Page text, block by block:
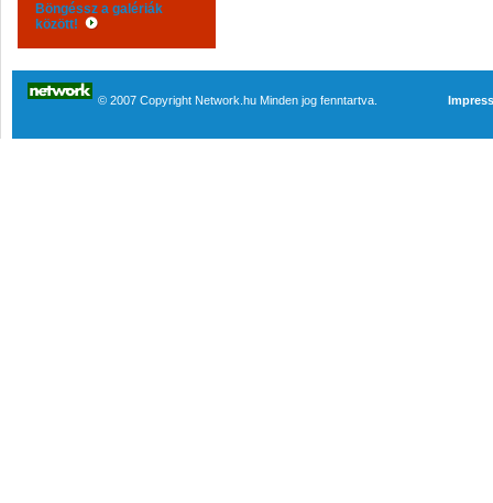
Böngéssz a galériák
között!
© 2007 Copyright Network.hu Minden jog fenntartva.